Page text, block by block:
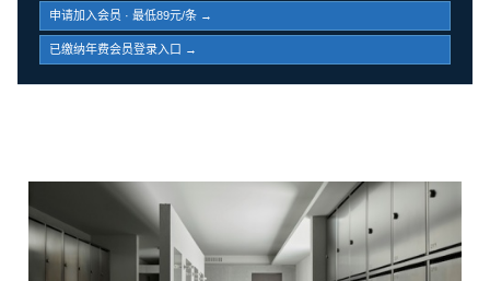
申请加入会员 · 最低89元/条 →
已缴纳年费会员登录入口 →